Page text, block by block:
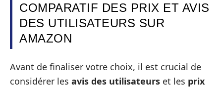
COMPARATIF DES PRIX ET AVIS
DES UTILISATEURS SUR
AMAZON
Avant de finaliser votre choix, il est crucial de
considérer les avis des utilisateurs et les prix